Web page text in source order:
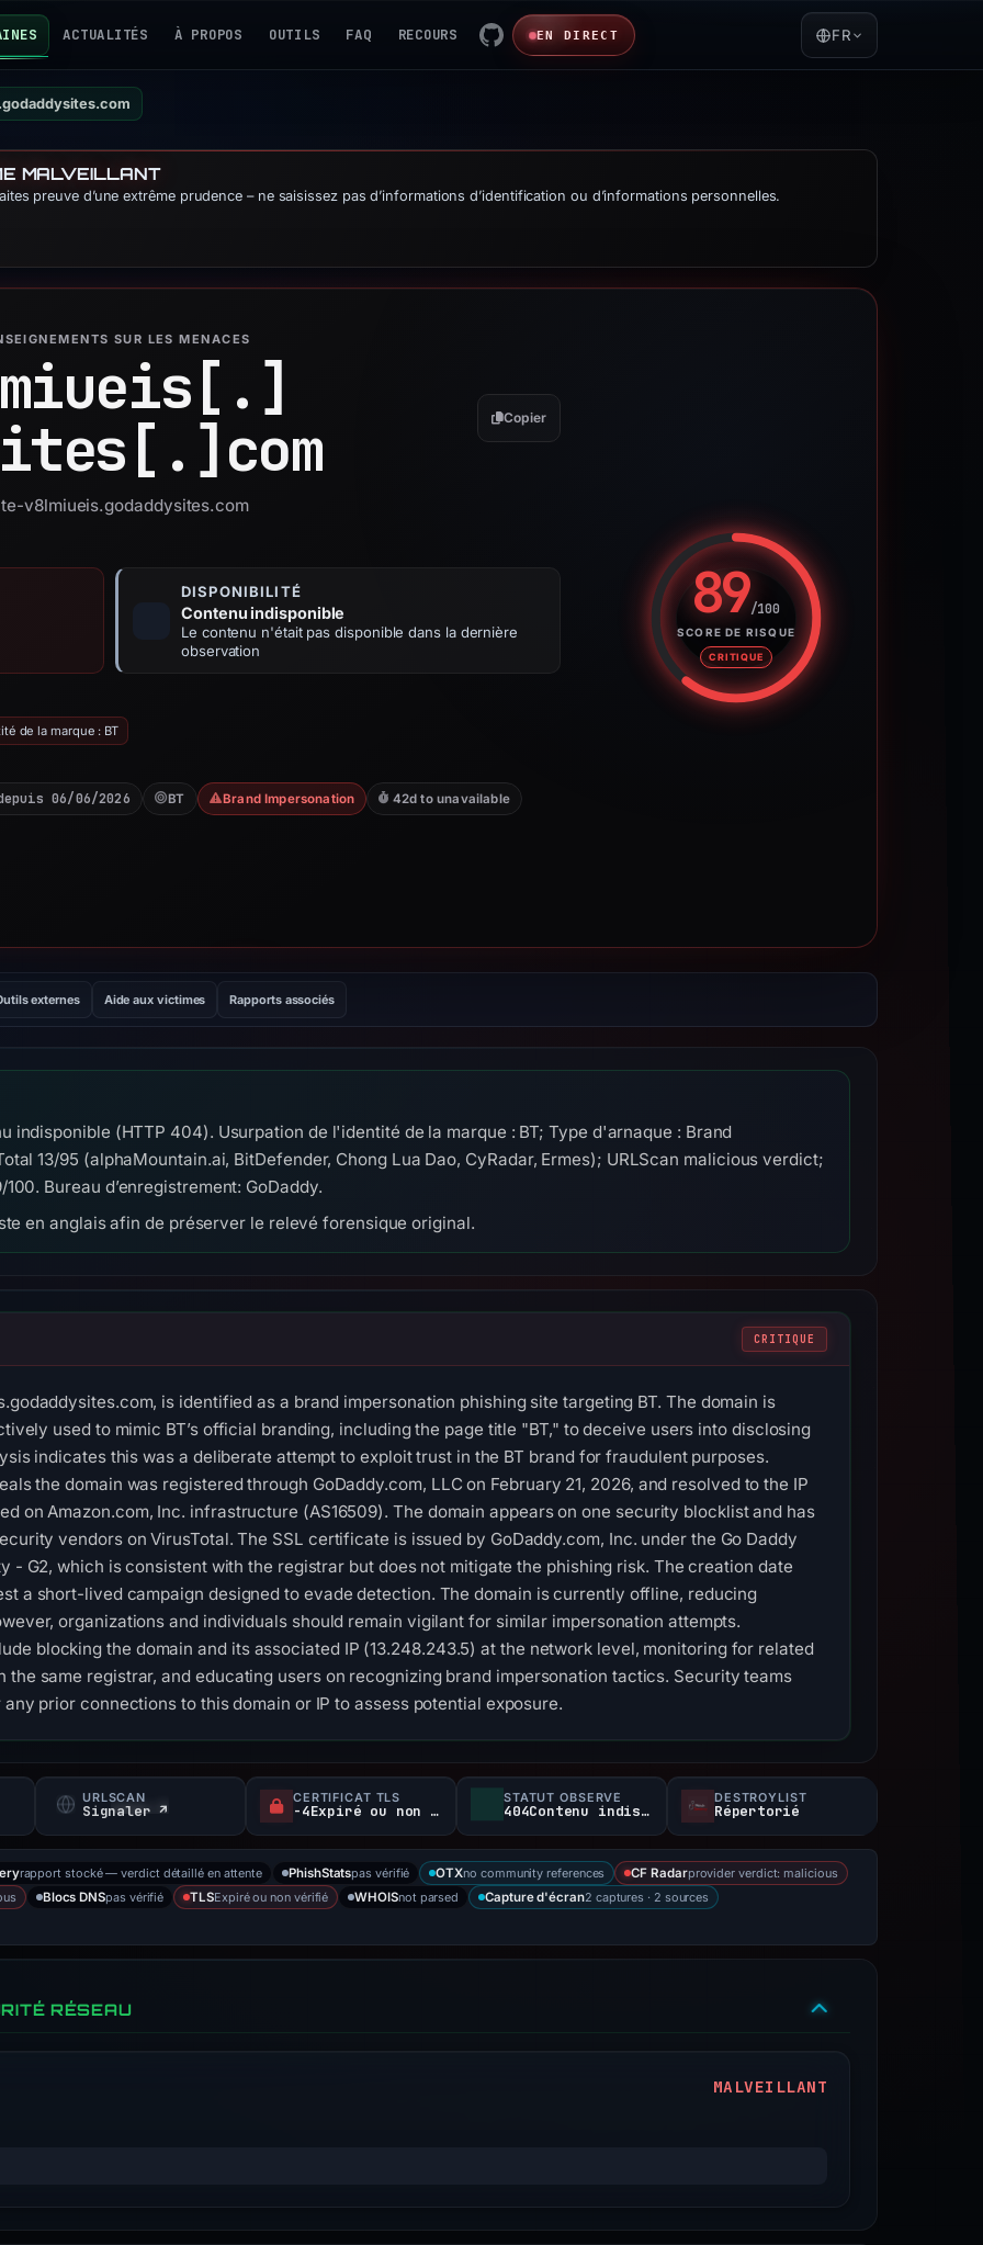
ACTUALITÉS À PROPOS OUTILS FAQ RECOURS EN DIRECT FR
MALVEILLANT
preuve d’une extrême prudence – ne saisissez pas d’informations d’identification ou d’informations personnelles.
SUR LES MENACES
com Copier
v8lmiueis.godaddysites.com
DISPONIBILITÉ
Contenu indisponible
Le contenu n'était pas disponible dans la dernière
observation
de la marque : BT
06/06/2026 BT Brand Impersonation 42d to unavailable
89/100
SCORE DE RISQUE
CRITIQUE
Score de risque : 89 sur 100.
externes Aide aux victimes Rapports associés
(HTTP 404). Usurpation de l'identité de la marque : BT; Type d'arnaque : Brand
13/95 (alphaMountain.ai, BitDefender, Chong Lua Dao, CyRadar, Ermes); URLScan malicious verdict;
Bureau d’enregistrement: GoDaddy.
en anglais afin de préserver le relevé forensique original.
CRITIQUE
is identified as a brand impersonation phishing site targeting BT. The domain is
used to mimic BT’s official branding, including the page title "BT," to deceive users into disclosing
indicates this was a deliberate attempt to exploit trust in the BT brand for fraudulent purposes.
the domain was registered through GoDaddy.com, LLC on February 21, 2026, and resolved to the IP
on Amazon.com, Inc. infrastructure (AS16509). The domain appears on one security blocklist and has
vendors on VirusTotal. The SSL certificate is issued by GoDaddy.com, Inc. under the Go Daddy
- G2, which is consistent with the registrar but does not mitigate the phishing risk. The creation date
a short-lived campaign designed to evade detection. The domain is currently offline, reducing
organizations and individuals should remain vigilant for similar impersonation attempts.
blocking the domain and its associated IP (13.248.243.5) at the network level, monitoring for related
the same registrar, and educating users on recognizing brand impersonation tactics. Security teams
prior connections to this domain or IP to assess potential exposure.
URLSCAN
Signaler ↗
CERTIFICAT TLS
-4Expiré ou non vérifié d
STATUT OBSERVÉ
404Contenu indisponible
DESTROYLIST
Répertorié
rapport stocké — verdict détaillé en attente PhishStatspas vérifié OTXno community references CF Radarprovider verdict: malicious
Blocs DNSpas vérifié TLSExpiré ou non vérifié WHOISnot parsed Capture d'écran2 captures · 2 sources
RÉSEAU
MALVEILLANT